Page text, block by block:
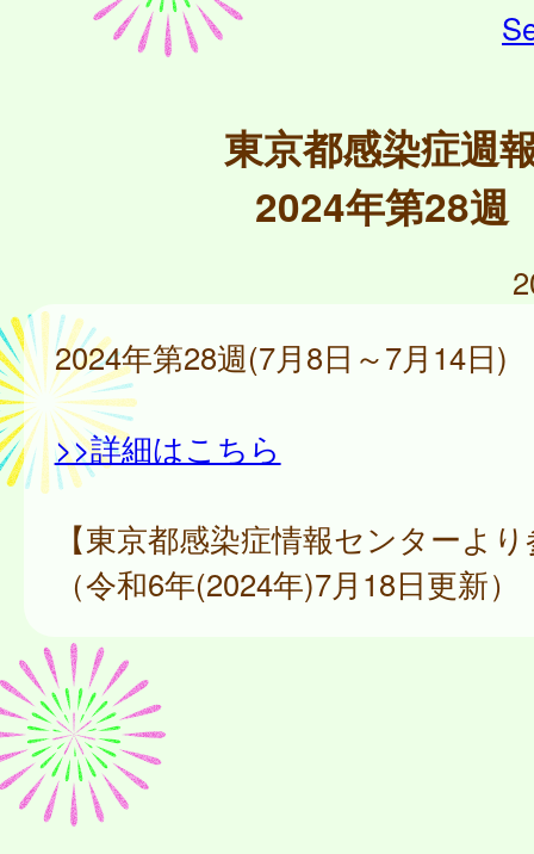
東京都感染症週
2024年第28週
2024年第28週(7月8日～7月14日)
>>詳細はこちら
【東京都感染症情報センターよ
（令和6年(2024年)7月18日更新）